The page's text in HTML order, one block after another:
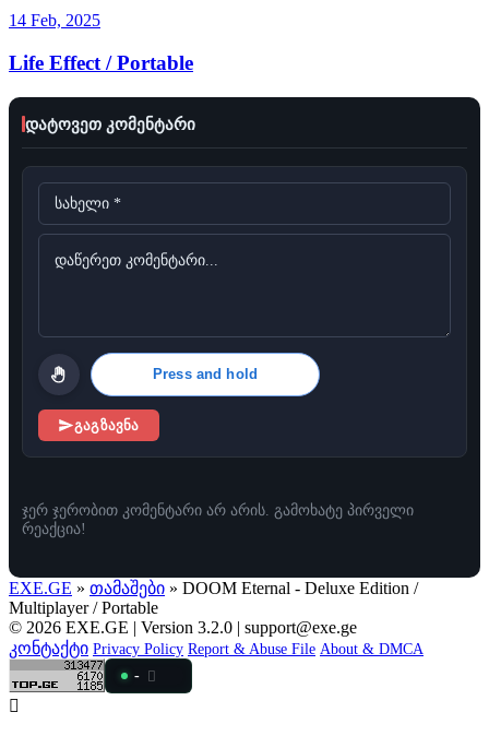
14 Feb, 2025
Life Effect / Portable
დატოვეთ კომენტარი
Press and hold
გაგზავნა
ჯერ ჯერობით კომენტარი არ არის. გამოხატე პირველი
რეაქცია!
EXE.GE » თამაშები » DOOM Eternal - Deluxe Edition /
Multiplayer / Portable
© 2026 EXE.GE | Version 3.2.0 | support@exe.ge
კონტაქტი Privacy Policy Report & Abuse File About & DMCA
-